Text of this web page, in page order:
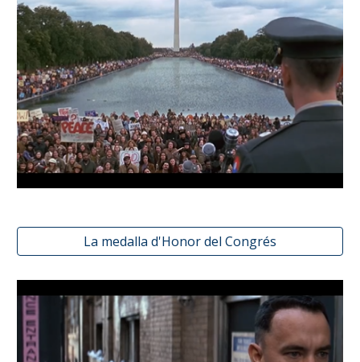
La medalla d'Honor del Congrés